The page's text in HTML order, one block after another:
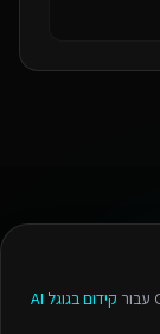
קידום בגוגל AI